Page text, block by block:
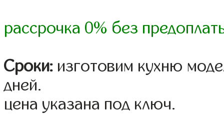
рассрочка 0% без
Сроки: изготовим кухню
дней.
цена указана под ключ.